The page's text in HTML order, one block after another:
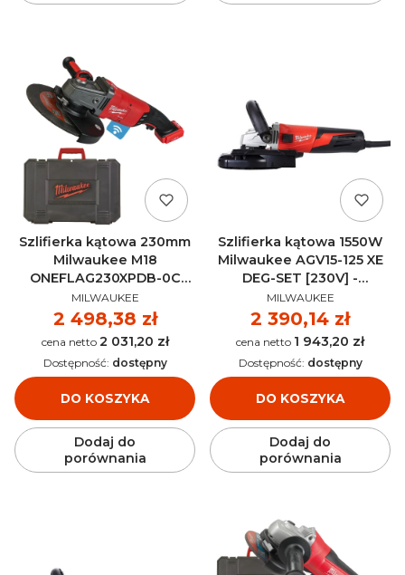
Szlifierka kątowa 230mm
Milwaukee M18
ONEFLAG230XPDB-0C
4933478782
PRODUCENT
MILWAUKEE
Cena
2 498,38 zł
Cena 2 031,20 zł
DO KOSZYKA
Dostępność: dostępny
Dodaj do
porównania
Szlifierka kątowa 1550W
Milwaukee AGV15-125 XE
DEG-SET [230V] -
4933448830
PRODUCENT
MILWAUKEE
Cena
2 390,14 zł
Cena 1 943,20 zł
DO KOSZYKA
Dostępność: dostępny
Dodaj do
porównania